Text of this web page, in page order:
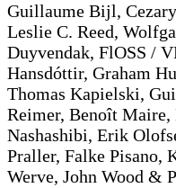
Guillaume Bijl,
Leslie C. Reed,
Duyvendak, FlOSS /
Hansdóttir, Graham
Thomas Kapielski,
Reimer, Benoît
Nashashibi, Erik
Praller, Falke Pisano,
Werve, John Wood &